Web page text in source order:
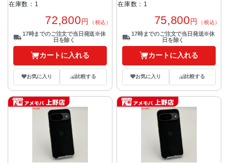
在庫数：1
72,800円 （税込）
17時までのご注文で当日発送※休
日を除く
カートに入れる
お気に入り 比較する
在庫数：1
75,800円 （税込）
17時までのご注文で当日発送※休
日を除く
カートに入れる
お気に入り 比較する